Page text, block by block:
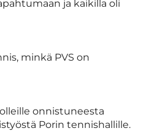
ja kaikilla oli
minkä PVS on
onnistuneesta
Porin tennishallille.